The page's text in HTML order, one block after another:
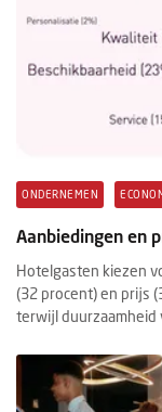
ONDERNEMEN
Aanbiedingen en
Hotelgasten kiezen
(32 procent) en prijs
terwijl duurzaamheid